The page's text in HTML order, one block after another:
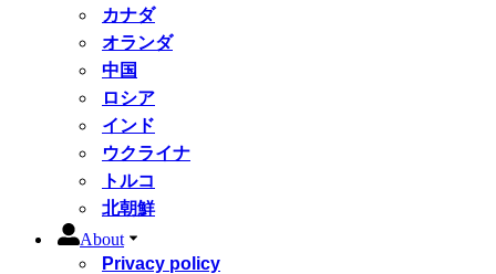
カナダ
オランダ
中国
ロシア
インド
ウクライナ
トルコ
北朝鮮
About
Privacy policy